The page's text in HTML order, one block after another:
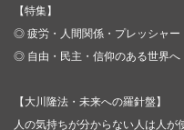
【特集】
◎ 疲労・人間関係・プレッシャー
◎ 自由・民主・信仰のある世界へ
【大川隆法・未来への羅針盤】
人の気持ちが分からない人は人が